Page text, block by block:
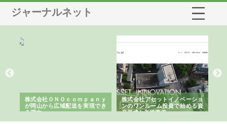
ジャーナルネット
株式会社アセットイノベーショ
ンのワンルーム投資で始める資
産形成と老後準備
庭楽株式会社が知多半島と三河
と名古屋で叶える理想の外構空
間
株式会
で滋賀